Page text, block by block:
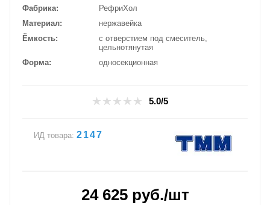
Фабрика
РефриХол
Материал
нержавейка
Ёмкость
с отверстием под смеситель,
цельнотянутая
Форма
односекционная
5.0/5
ИД товара: 2147
24 625руб./шт